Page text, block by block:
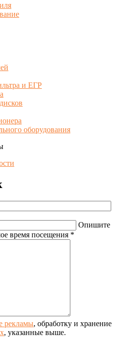
и ЕГР
оборудования
Опишите
время посещения *
рекламы, обработку и хранение
, указанные выше.